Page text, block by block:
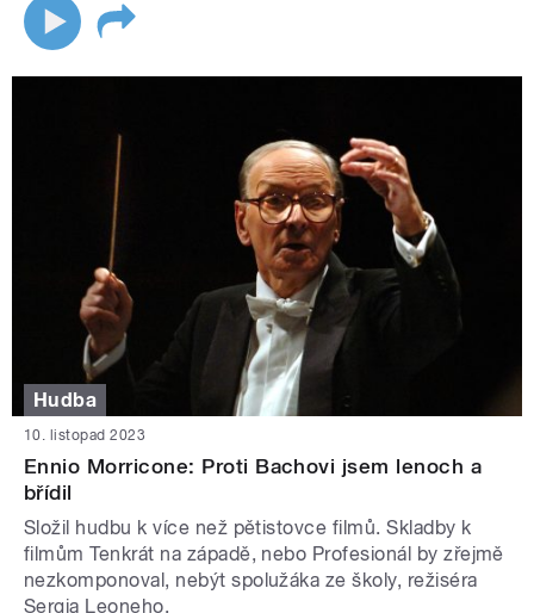
Hudba
10. listopad 2023
Ennio Morricone: Proti Bachovi jsem lenoch a
břídil
Složil hudbu k více než pětistovce filmů. Skladby k
filmům Tenkrát na západě, nebo Profesionál by zřejmě
nezkomponoval, nebýt spolužáka ze školy, režiséra
Sergia Leoneho.